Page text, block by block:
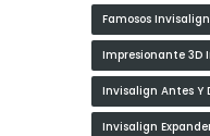
Famosos Invisalign
Impresionante 3D
Invisalign Antes Y
Invisalign